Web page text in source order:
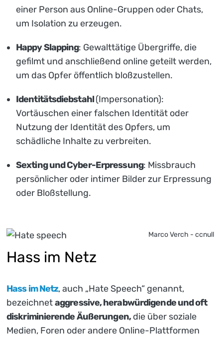
einer Person aus Online-Gruppen oder Chats,
um Isolation zu erzeugen.
Happy Slapping: Gewalttätige Übergriffe, die
gefilmt und anschließend online geteilt werden,
um das Opfer öffentlich bloßzustellen.
Identitätsdiebstahl(Impersonation):
Vortäuschen einer falschen Identität oder
Nutzung der Identität des Opfers, um
schädliche Inhalte zu verbreiten.
Sexting und Cyber-Erpressung: Missbrauch
persönlicher oder intimer Bilder zur Erpressung
oder Bloßstellung.
Marco Verch - ccnull
Hass im Netz
Hass im Netz, auch „Hate Speech“ genannt,
bezeichnetaggressive, herabwürdigende und oft
diskriminierende Äußerungen,die über soziale
Medien, Foren oder andere Online-Plattformen